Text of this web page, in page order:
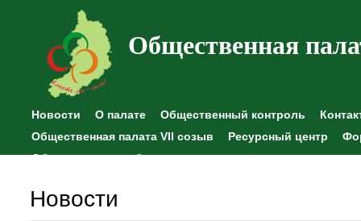
Общественная
Новости О палате Общественный контроль
Общественная палата VII созыв
Ресурсный центр
Общественные наблюдения
Новости